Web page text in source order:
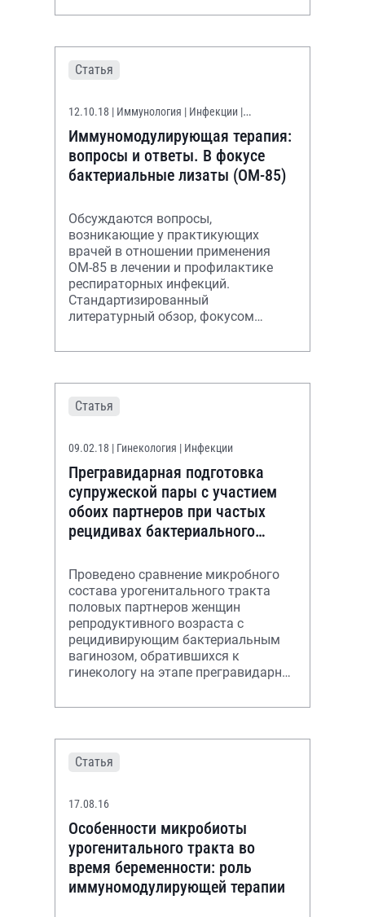
Статья
12.10.18 | Иммунология | Инфекции |
Фармакология
Иммуномодулирующая терапия:
вопросы и ответы. В фокусе
бактериальные лизаты (ОМ-85)
Обсуждаются вопросы,
возникающие у практикующих
врачей в отношении применения
ОМ-85 в лечении и профилактике
респираторных инфекций.
Стандартизированный
литературный обзор, фокусом
изложенный с позиций современной
Статья
09.02.18 | Гинекология | Инфекции
Прегравидарная подготовка
супружеской пары с участием
обоих партнеров при частых
рецидивах бактериального
Проведено сравнение микробного
состава урогенитального тракта
половых партнеров женщин
репродуктивного возраста с
рецидивирующим бактериальным
вагинозом, обратившихся к
гинекологу на этапе прегравидарной
эффективности комбиниров
Статья
17.08.16
Особенности микробиоты
урогенитального тракта во
время беременности: роль
иммуномодулирующей терапии